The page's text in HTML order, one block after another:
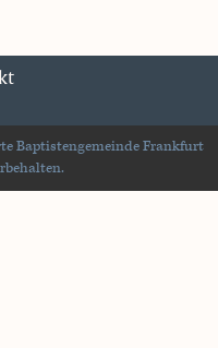
Baptistengemeinde Frankfurt